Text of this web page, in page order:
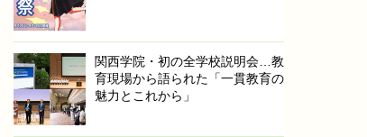
関西学院・初の全学校説明会…教
育現場から語られた「一貫教育の
魅力とこれから」